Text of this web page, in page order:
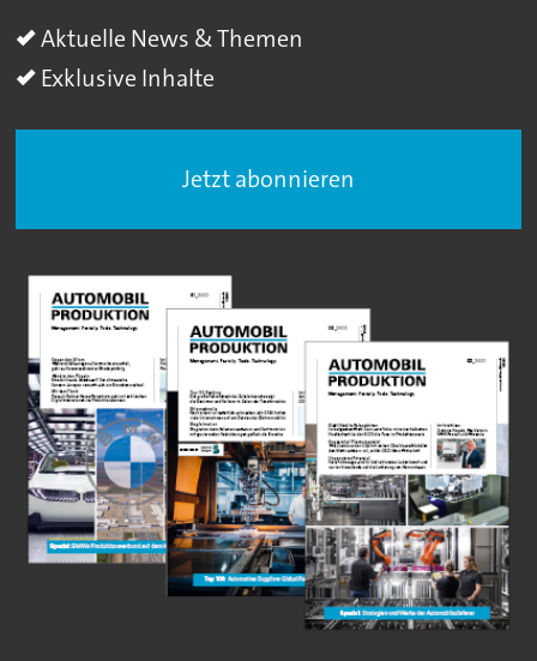
Aktuelle News & Themen
Exklusive Inhalte
Jetzt abonnieren